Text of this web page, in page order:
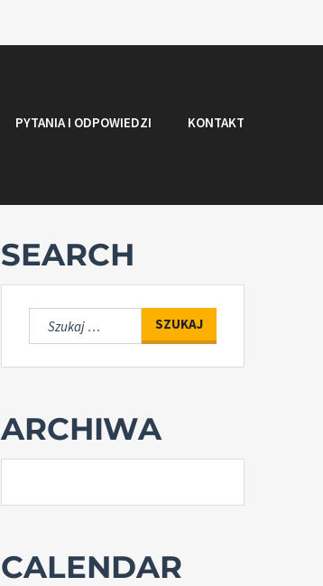
PYTANIA I ODPOWIEDZI KONTAKT
SEARCH
Szukaj:
ARCHIWA
CALENDAR